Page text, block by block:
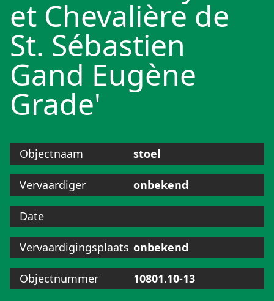
et Chevalière de
St. Sébastien
Gand Eugène
Grade'
Objectnaam stoel
Vervaardiger onbekend
Date
Vervaardigingsplaats onbekend
Objectnummer 10801.10-13